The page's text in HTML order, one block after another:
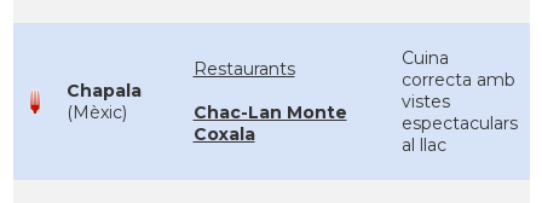
Chapala
(Mèxic)
Restaurants
Chac-Lan Monte
Coxala
Cuina
correcta amb
vistes
espectaculars
al llac